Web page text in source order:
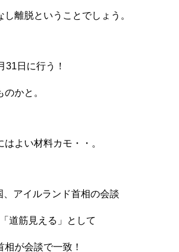
離脱ということでしょう。
31日に行う！
かと。
よい材料カモ・・。
アイルランド首相の会談
道筋見える」として
が会談で一致！